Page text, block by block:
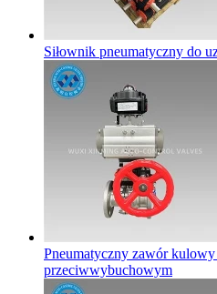
Siłownik pneumatyczny do
Pneumatyczny zawór
przeciwwybuchowym